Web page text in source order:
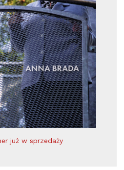
już w sprzedaży